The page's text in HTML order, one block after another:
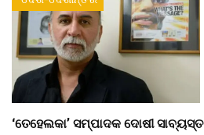
‘ତେହେଲକା’ ସମ୍ପାଦକ ଦୋଷୀ ସାବ୍ୟସ୍ତ